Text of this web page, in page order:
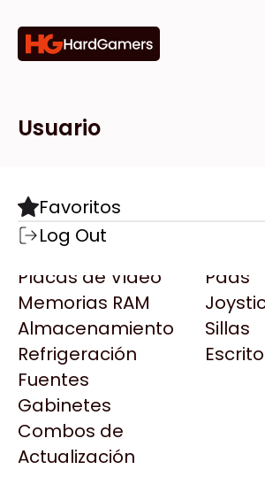
Categorías
Componentes
Motherboards
Microprocesadores
Placas de Video
Memorias RAM
Almacenamiento
Refrigeración
Fuentes
Gabinetes
Combos de
Actualización
Pads
Sillas
Marcas
Todas las Marcas
AMD
AULA
Acer
Adata
AeroCool
Antec
Arkham
Asrock
Tiendas
Destacadas
Usuario
Favoritos
Log Out
SILLA GAMER XPG NEXUS
ROJO